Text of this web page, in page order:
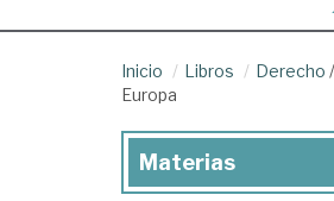
Inicio Libros Derecho /
Europa
Materias